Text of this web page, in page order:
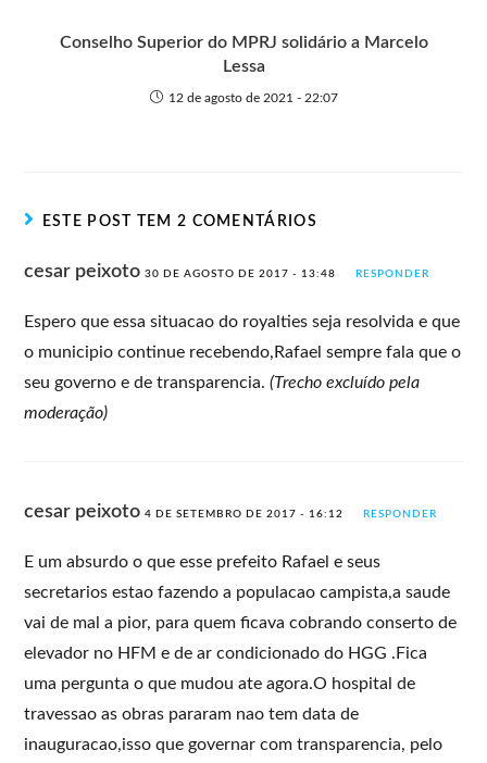
Conselho Superior do MPRJ solidário a Marcelo
Lessa
12 de agosto de 2021 - 22:07
ESTE POST TEM 2 COMENTÁRIOS
cesar peixoto 30 DE AGOSTO DE 2017 - 13:48 RESPONDER
Espero que essa situacao do royalties seja resolvida e que
o municipio continue recebendo,Rafael sempre fala que o
seu governo e de transparencia.(Trecho excluído pela
moderação)
cesar peixoto 4 DE SETEMBRO DE 2017 - 16:12 RESPONDER
E um absurdo o que esse prefeito Rafael e seus
secretarios estao fazendo a populacao campista,a saude
vai de mal a pior, para quem ficava cobrando conserto de
elevador no HFM e de ar condicionado do HGG .Fica
uma pergunta o que mudou ate agora.O hospital de
travessao as obras pararam nao tem data de
inauguracao,isso que governar com transparencia, pelo